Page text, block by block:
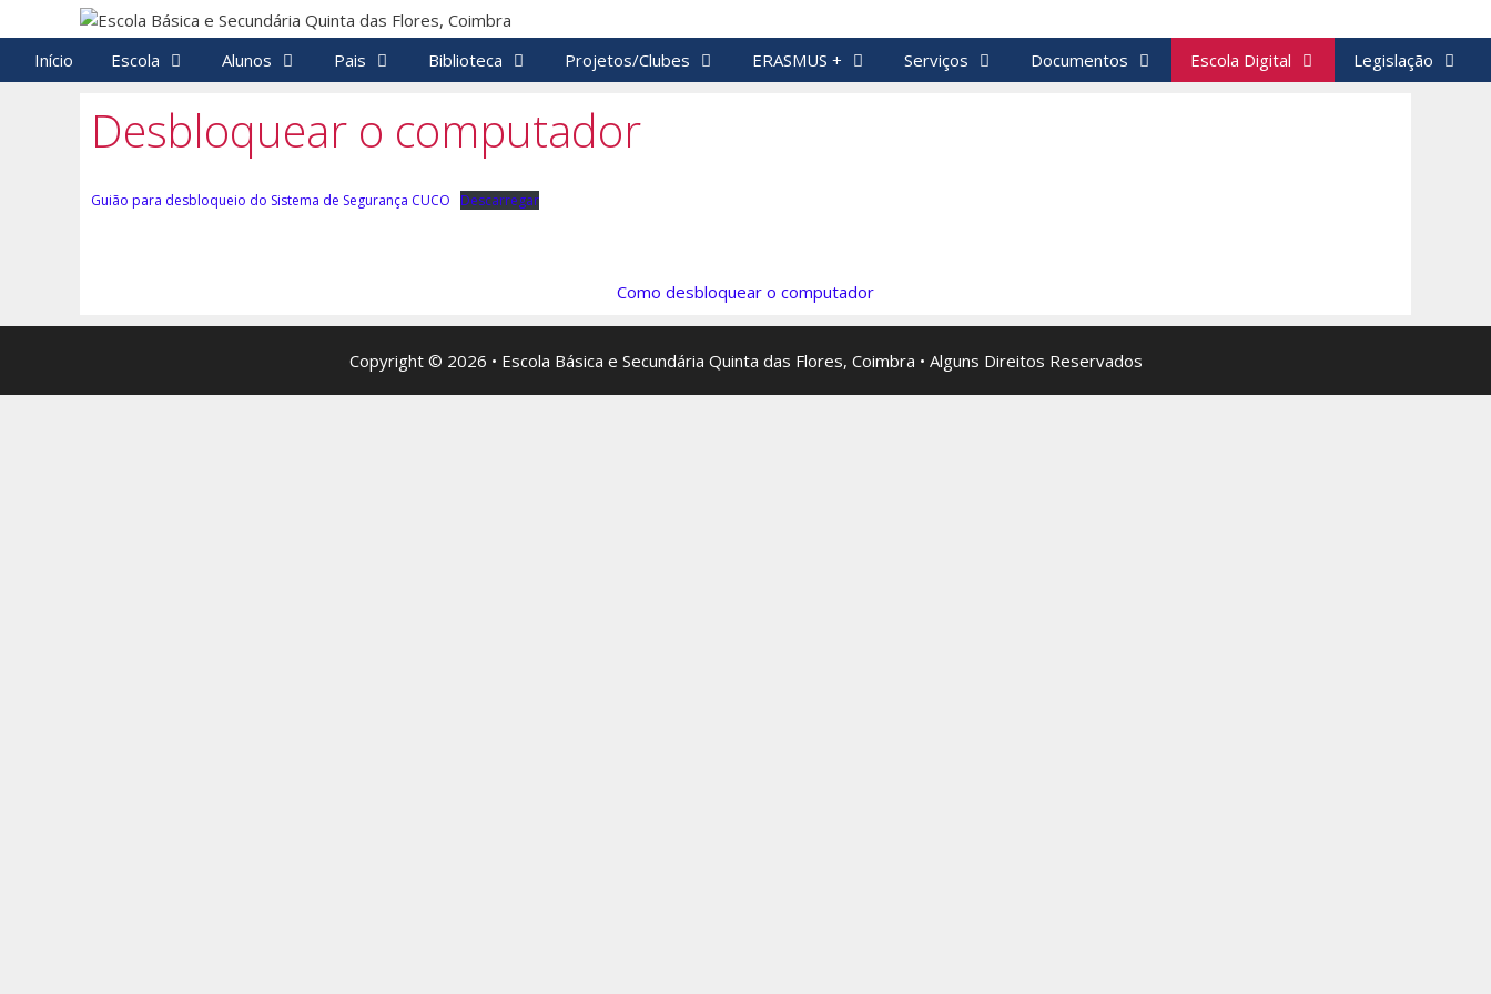
para
conteúdo
Início Escola Alunos Pais Biblioteca Projetos/Clubes ERASMUS + Serviços Documentos Escola Digital Legislação
Desbloquear o computador
Guião para desbloqueio do Sistema de Segurança CUCO Descarregar
Como desbloquear o computador
Copyright © 2026 • Escola Básica e Secundária Quinta das Flores, Coimbra • Alguns Direitos Reservados